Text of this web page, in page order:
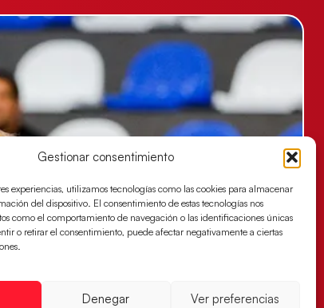
Gestionar consentimiento
experiencias, utilizamos tecnologías como las cookies para almacenar
del dispositivo. El consentimiento de estas tecnologías nos
como el comportamiento de navegación o las identificaciones únicas
o retirar el consentimiento, puede afectar negativamente a ciertas
Denegar Ver preferencias